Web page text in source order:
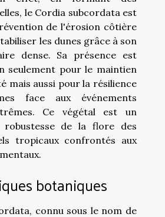
le Cordia subcordata est
de l'érosion côtière
les dunes grâce à son
dense. Sa présence est
seulement pour le maintien
mais aussi pour la résilience
face aux événements
Ce végétal est un
robustesse de la flore des
tropicaux confrontés aux
botaniques
connu sous le nom de